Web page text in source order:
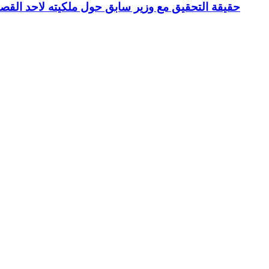
حقيقة التحقيق مع وزير سابق حول ملكيته لاحد